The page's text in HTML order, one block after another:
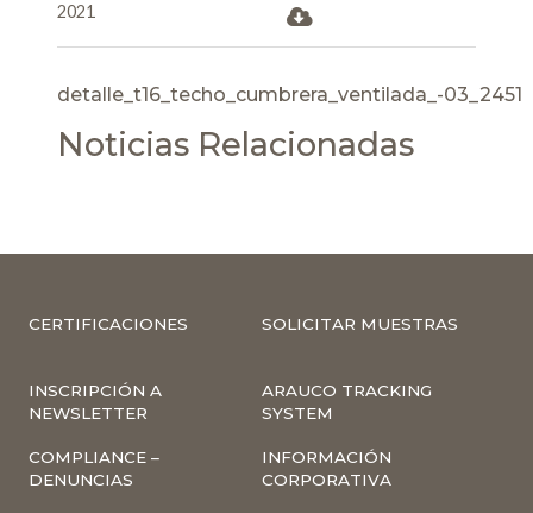
2021
detalle_t16_techo_cumbrera_ventilada_-03_2451
Noticias Relacionadas
CERTIFICACIONES SOLICITAR MUESTRAS
INSCRIPCIÓN A
NEWSLETTER
ARAUCO TRACKING
SYSTEM
COMPLIANCE –
DENUNCIAS
INFORMACIÓN
CORPORATIVA